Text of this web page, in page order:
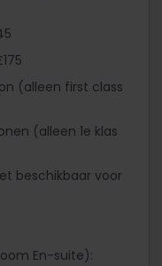
(alleen first class
(alleen 1e klas
beschikbaar voor
En-suite):